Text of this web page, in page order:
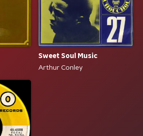
Sweet Soul Music
Arthur Conley